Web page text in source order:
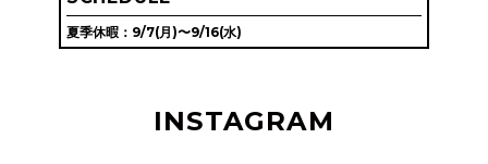
夏季休暇：9/7(月)〜9/16(水)
INSTAGRAM